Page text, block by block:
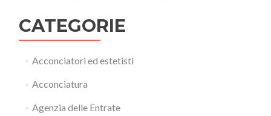
CATEGORIE
Acconciatori ed estetisti
Acconciatura
Agenzia delle Entrate